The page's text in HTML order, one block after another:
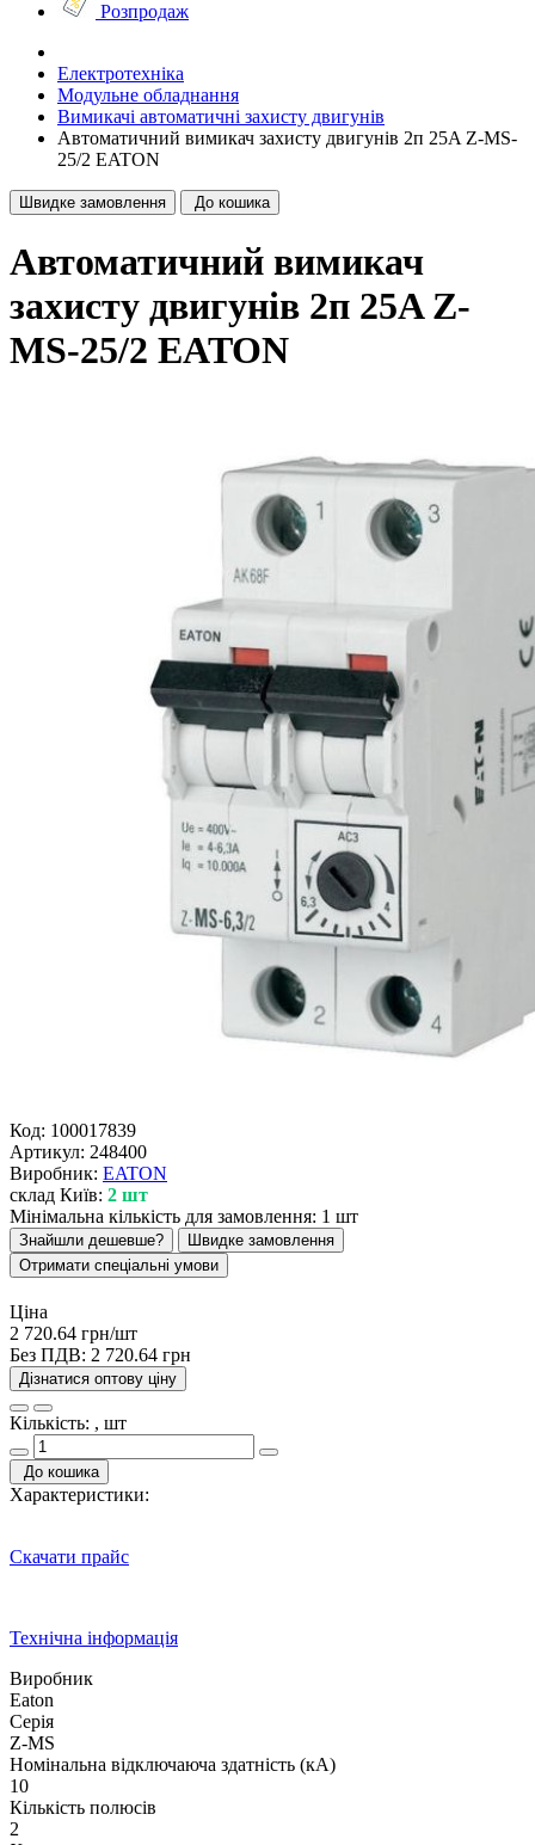
Розпродаж
Електротехніка
Модульне обладнання
Вимикачі автоматичні захисту двигунів
Автоматичний вимикач захисту двигунів 2п 25A Z-MS-
25/2 EATON
Швидке замовлення До кошика
Автоматичний вимикач
захисту двигунів 2п 25A Z-
MS-25/2 EATON
Код: 100017839
Артикул: 248400
Виробник: EATON
склад Київ: 2 шт
Мінімальна кількість для замовлення: 1 шт
Знайшли дешевше?
Швидке замовлення
Отримати спеціальні умови
Ціна
2 720.64 грн/шт
Без ПДВ: 2 720.64 грн
Дізнатися оптову ціну
Кількість: , шт
До кошика
Характеристики:
Скачати прайс
Технічна інформація
Виробник
Eaton
Серія
Z-MS
Номінальна відключаюча здатність (кА)
10
Кількість полюсів
2